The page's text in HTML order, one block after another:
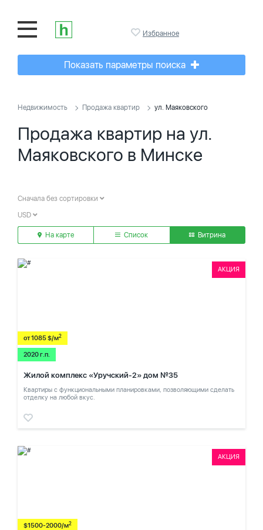
Избранное
Показать параметры поиска
Недвижимость Продажа квартир ул. Маяковского
Продажа квартир на ул.
Маяковского в Минске
Сначала без сортировки
USD
На карте Список Витрина
АКЦИЯ
от 1085 $/м2
2020 г.п.
Жилой комплекс «Уручский-2» дом №35
Квартиры с функциональными планировками, позволяющими сделать
отделку на любой вкус.
АКЦИЯ
$1500-2000/м2